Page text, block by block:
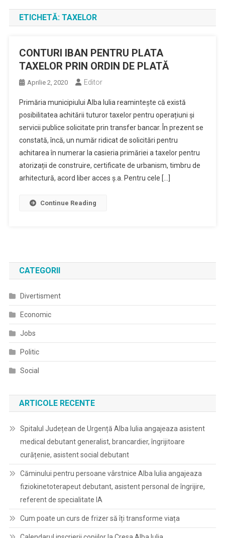
ETICHETĂ: TAXELOR
CONTURI IBAN PENTRU PLATA
TAXELOR PRIN ORDIN DE PLATĂ
Aprilie 2, 2020 Editor
Primăria municipiului Alba Iulia reamintește că există
posibilitatea achitării tuturor taxelor pentru operațiuni și
servicii publice solicitate prin transfer bancar. În prezent se
constată, încă, un număr ridicat de solicitări pentru
achitarea în numerar la casieria primăriei a taxelor pentru
atorizații de construire, certificate de urbanism, timbru de
arhitectură, acord liber acces ș.a. Pentru cele […]
Continue Reading
CATEGORII
Divertisment
Economic
Jobs
Politic
Social
ARTICOLE RECENTE
Spitalul Județean de Urgență Alba Iulia angajeaza asistent
medical debutant generalist, brancardier, îngrijitoare
curățenie, asistent social debutant
Căminului pentru persoane vârstnice Alba Iulia angajeaza
fiziokinetoterapeut debutant, asistent personal de îngrijire,
referent de specialitate IA
Cum poate un curs de frizer să îți transforme viața